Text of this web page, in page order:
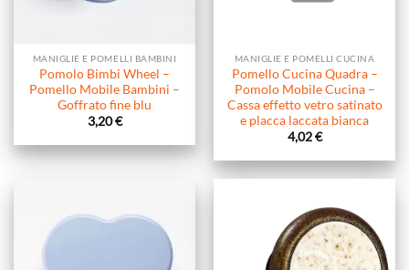
MANIGLIE E POMELLI BAMBINI
Pomolo Bimbi Wheel –
Pomello Mobile Bambini –
Goffrato fine blu
3,20€
MANIGLIE E POMELLI CUCINA
Pomello Cucina Quadra –
Pomolo Mobile Cucina –
Cassa effetto vetro satinato
e placca laccata bianca
4,02€